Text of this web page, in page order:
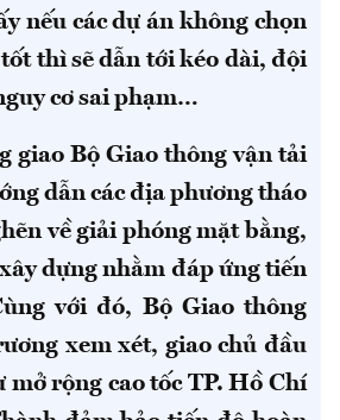
nếu các dự án không chọn
thì sẽ dẫn tới kéo dài, đội
cơ sai phạm…
giao Bộ Giao thông vận tải
dẫn các địa phương tháo
về giải phóng mặt bằng,
dựng nhằm đáp ứng tiến
với đó, Bộ Giao thông
xem xét, giao chủ đầu
mở rộng cao tốc TP. Hồ Chí